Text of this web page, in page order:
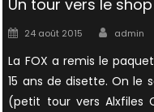
Un tour vers le
Posted
24 août 2015 Author
admin
La FOX a remis le
15 ans de disette. On le
(petit tour vers Alxfiles